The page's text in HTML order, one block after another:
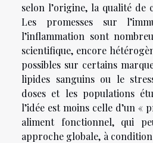
selon l’origine, la qualité de
Les promesses sur
l’inflammation sont
scientifique, encore
possibles sur certains
lipides sanguins ou le
doses et les populations
l’idée est moins celle d’un «
aliment fonctionnel, qui
approche globale, à